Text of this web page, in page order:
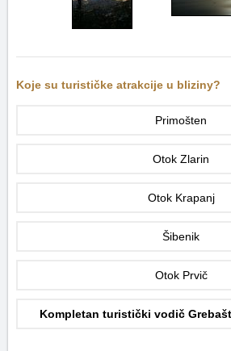
Koje su turističke atrakcije u bliziny?
Primošten
Otok Zlarin
Otok Krapanj
Šibenik
Otok Prvič
Kompletan turistički vodič